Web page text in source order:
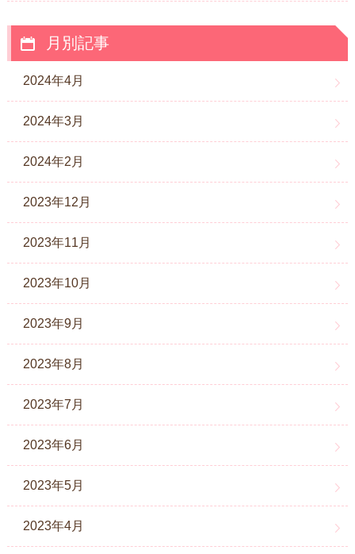
月別記事
2024年4月
2024年3月
2024年2月
2023年12月
2023年11月
2023年10月
2023年9月
2023年8月
2023年7月
2023年6月
2023年5月
2023年4月